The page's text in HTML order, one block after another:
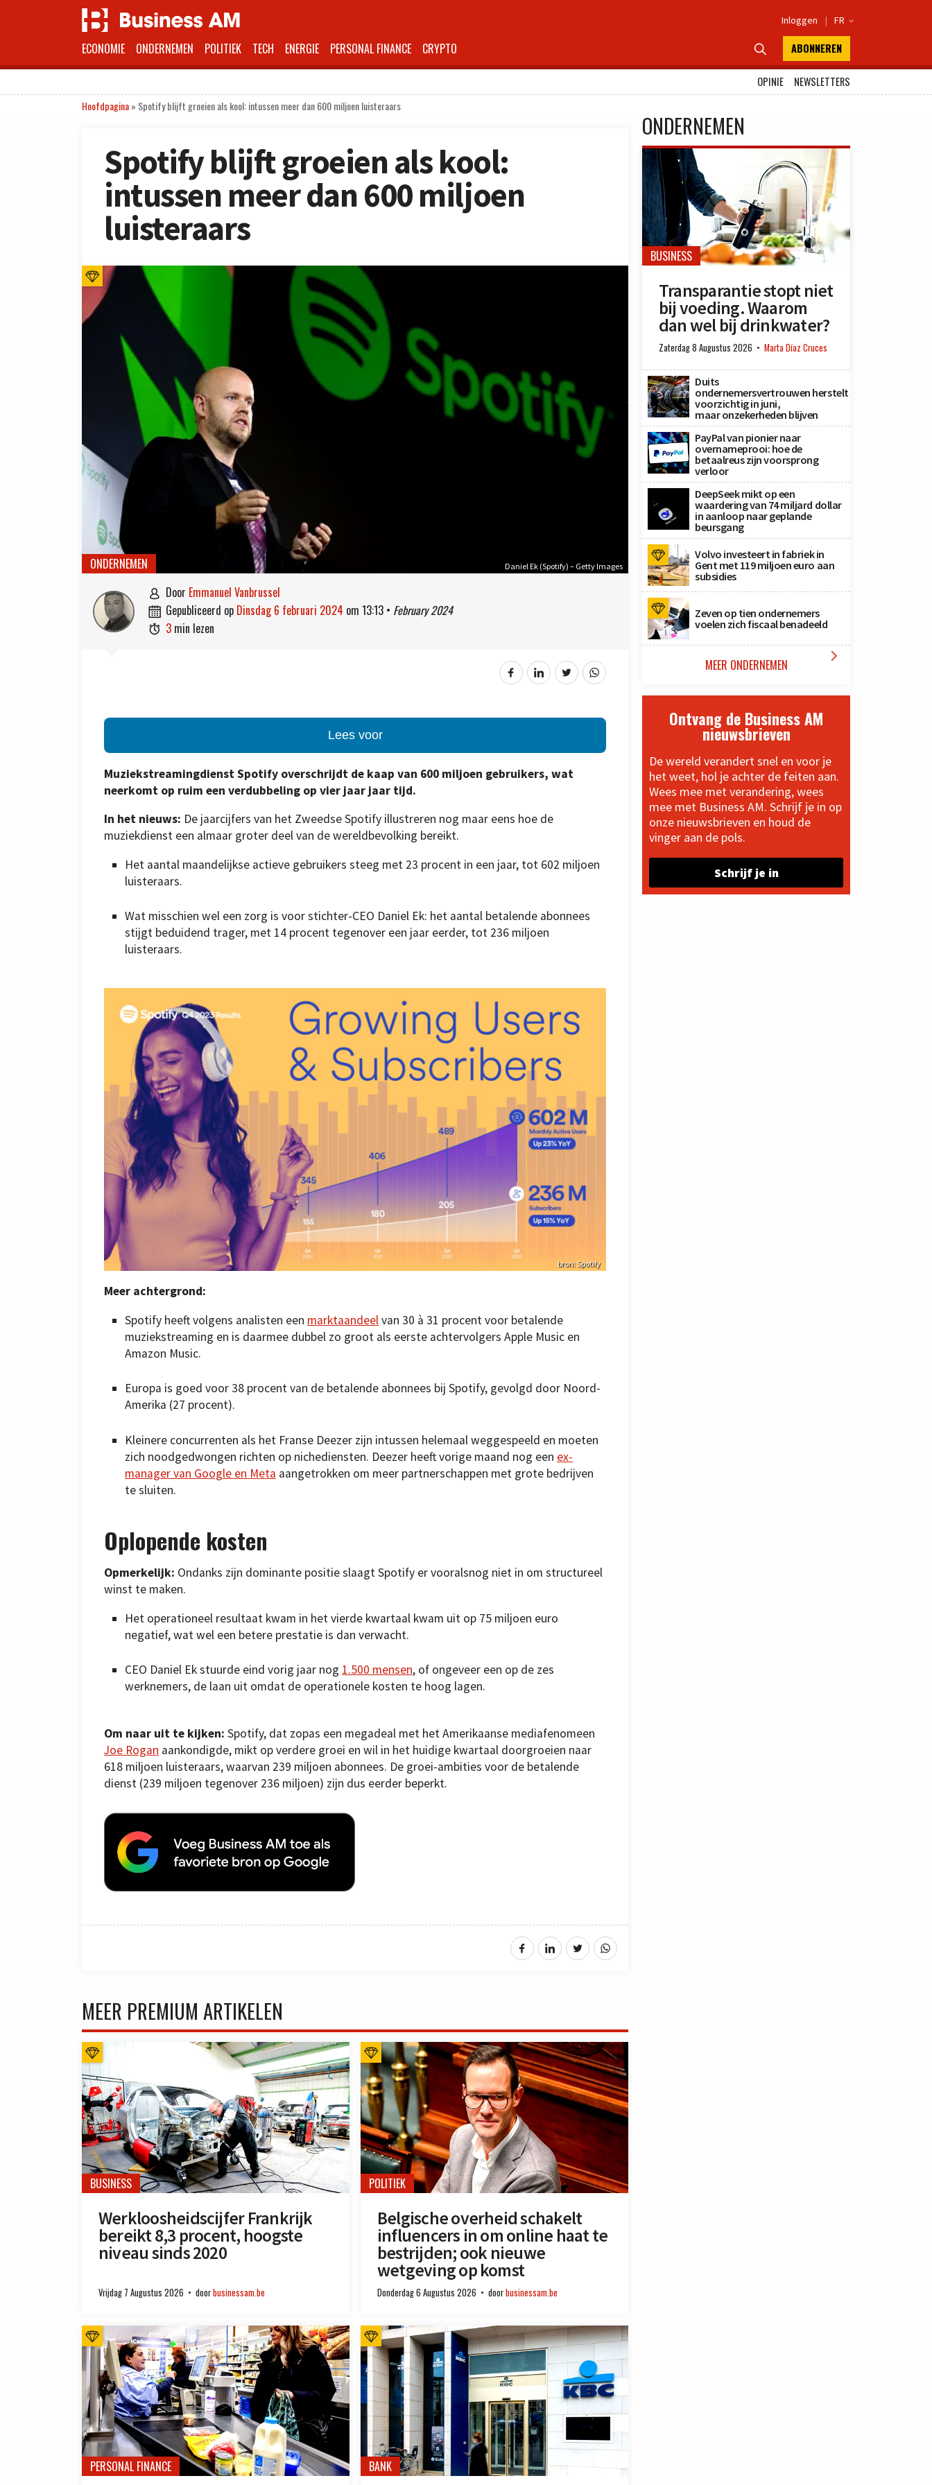
Inloggen | FR 
ECONOMIE ONDERNEMEN POLITIEK TECH ENERGIE PERSONAL FINANCE CRYPTO  ABONNEREN
OPINIE
NEWSLETTERS
Hoofdpagina» Spotify blijft groeien als kool: intussen meer dan 600 miljoen luisteraars
Spotify blijft groeien als kool:
intussen meer dan 600 miljoen
luisteraars
Daniel Ek (Spotify) – Getty Images
ONDERNEMEN
 door Emmanuel Vanbrussel
 gepubliceerd op dinsdag 6 februari 2024 om 13:13 • February 2024
 3 min lezen
Lees voor
Muziekstreamingdienst Spotify overschrijdt de kaap van 600 miljoen gebruikers, wat
neerkomt op ruim een verdubbeling op vier jaar jaar tijd.
In het nieuws: De jaarcijfers van het Zweedse Spotify illustreren nog maar eens hoe de
muziekdienst een almaar groter deel van de wereldbevolking bereikt.
Het aantal maandelijkse actieve gebruikers steeg met 23 procent in een jaar, tot 602 miljoen
luisteraars.
Wat misschien wel een zorg is voor stichter-CEO Daniel Ek: het aantal betalende abonnees
stijgt beduidend trager, met 14 procent tegenover een jaar eerder, tot 236 miljoen
luisteraars.
bron: Spotify
Meer achtergrond:
Spotify heeft volgens analisten een marktaandeelvan 30 à 31 procent voor betalende
muziekstreaming en is daarmee dubbel zo groot als eerste achtervolgers Apple Music en
Amazon Music.
Europa is goed voor 38 procent van de betalende abonnees bij Spotify, gevolgd door Noord-
Amerika (27 procent).
Kleinere concurrenten als het Franse Deezer zijn intussen helemaal weggespeeld en moeten
zich noodgedwongen richten op nichediensten. Deezer heeft vorige maand nog een ex-
manager van Google en Meta aangetrokken om meer partnerschappen met grote bedrijven
te sluiten.
Oplopende kosten
Opmerkelijk: Ondanks zijn dominante positie slaagt Spotify er vooralsnog niet in om structureel
winst te maken.
Het operationeel resultaat kwam in het vierde kwartaal kwam uit op 75 miljoen euro
negatief, wat wel een betere prestatie is dan verwacht.
CEO Daniel Ek stuurde eind vorig jaar nog 1.500 mensen, of ongeveer een op de zes
werknemers, de laan uit omdat de operationele kosten te hoog lagen.
Om naar uit te kijken: Spotify, dat zopas een megadeal met het Amerikaanse mediafenomeen
Joe Rogan aankondigde, mikt op verdere groei en wil in het huidige kwartaal doorgroeien naar
618 miljoen luisteraars, waarvan 239 miljoen abonnees. De groei-ambities voor de betalende
dienst (239 miljoen tegenover 236 miljoen) zijn dus eerder beperkt.
MEER PREMIUM ARTIKELEN
BUSINESS
Werkloosheidscijfer Frankrijk
bereikt 8,3 procent, hoogste
niveau sinds 2020
Vrijdag 7 Augustus 2026 doorbusinessam.be
POLITIEK
Belgische overheid schakelt
influencers in om online haat te
bestrijden; ook nieuwe
wetgeving op komst
Donderdag 6 Augustus 2026 doorbusinessam.be
PERSONAL FINANCE BANK
ONDERNEMEN
BUSINESS
Transparantie stopt niet
bij voeding. Waarom
dan wel bij drinkwater?
Zaterdag 8 Augustus 2026 Marta Díaz Cruces
Duits
ondernemersvertrouwen herstelt
voorzichtig in juni,
maar onzekerheden blijven
PayPal van pionier naar
overnameprooi: hoe de
betaalreus zijn voorsprong
verloor
DeepSeek mikt op een
waardering van 74 miljard dollar
in aanloop naar geplande
beursgang
Volvo investeert in fabriek in
Gent met 119 miljoen euro aan
subsidies
Zeven op tien ondernemers
voelen zich fiscaal benadeeld
MEER ONDERNEMEN 
Ontvang de Business AM
nieuwsbrieven
De wereld verandert snel en voor je
het weet, hol je achter de feiten aan.
Wees mee met verandering, wees
mee met Business AM. Schrijf je in op
onze nieuwsbrieven en houd de
vinger aan de pols.
Schrijf je in